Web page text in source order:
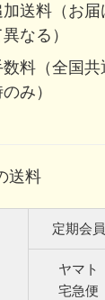
送料（お
なる）
料（全国
み）
送料
定期会員
ヤマト
宅急便